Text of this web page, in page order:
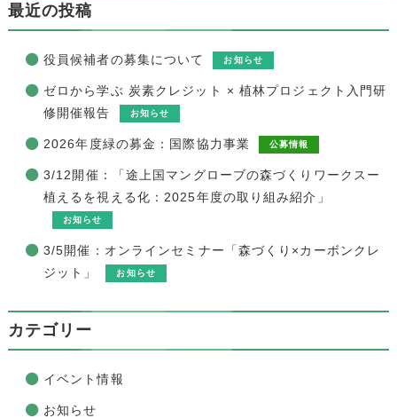
最近の投稿
役員候補者の募集について お知らせ
ゼロから学ぶ 炭素クレジット × 植林プロジェクト入門研
修開催報告
お知らせ
2026年度緑の募金：国際協力事業 公募情報
3/12開催：「途上国マングローブの森づくりワークスー
植えるを視える化：2025年度の取り組み紹介」
お知らせ
3/5開催：オンラインセミナー「森づくり×カーボンクレ
ジット」
お知らせ
カテゴリー
イベント情報
お知らせ